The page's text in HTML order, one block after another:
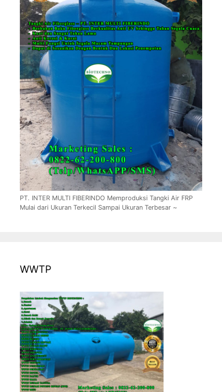
PT. INTER MULTI FIBERINDO Memproduksi Tangki Air FRP
Mulai dari Ukuran Terkecil Sampai Ukuran Terbesar ~
WWTP